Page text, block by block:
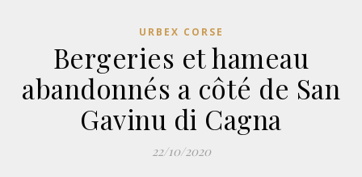
URBEX CORSE
Bergeries et hameau
abandonnés a côté de San
Gavinu di Cagna
22/10/2020